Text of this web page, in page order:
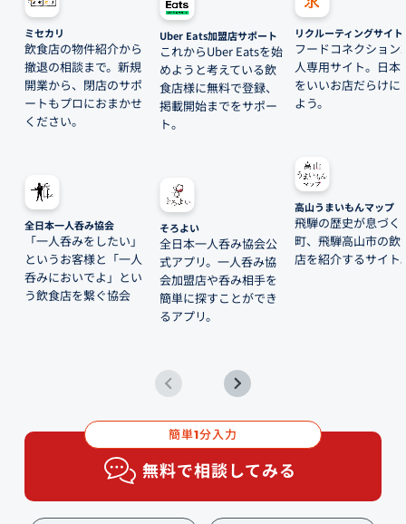
ミセカリ
飲食店の物件紹介から
撤退の相談まで。新規
開業から、閉店のサポ
ートもプロにおまかせ
ください。
全日本一人呑み協会
「一人呑みをしたい」
というお客様と「一人
呑みにおいでよ」とい
う飲食店を繋ぐ協会
Uber Eats加盟店サポート
これからUber Eatsを始
めようと考えている飲
食店様に無料で登録、
掲載開始までをサポー
ト。
そろよい
全日本一人呑み協会公
式アプリ。一人呑み協
会加盟店や呑み相手を
簡単に探すことができ
るアプリ。
リクルーティングサイト
フードコネクション
人専用サイト。日本
をいいお店だらけに
よう。
高山うまいもんマップ
飛騨の歴史が息づく
町、飛騨高山市の飲
店を紹介するサイト
簡単1分入力
無料で相談してみる